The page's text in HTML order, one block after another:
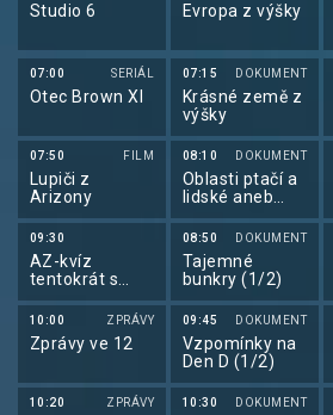
Studio 6
07:00 SERIÁL
Otec Brown XI
07:50 FILM
Lupiči z
Arizony
09:30
AZ-kvíz
tentokrát s
Betano
10:00 ZPRÁVY
Zprávy ve 12
10:20 ZPRÁVY
Evropa z výšky
07:15 DOKUMENT
Krásné země z
výšky
08:10 DOKUMENT
Oblasti ptačí a
lidské aneb
Natura
paradoxa?
08:50 DOKUMENT
Tajemné
bunkry (1/2)
09:45 DOKUMENT
Vzpomínky na
Den D (1/2)
10:30 DOKUMENT